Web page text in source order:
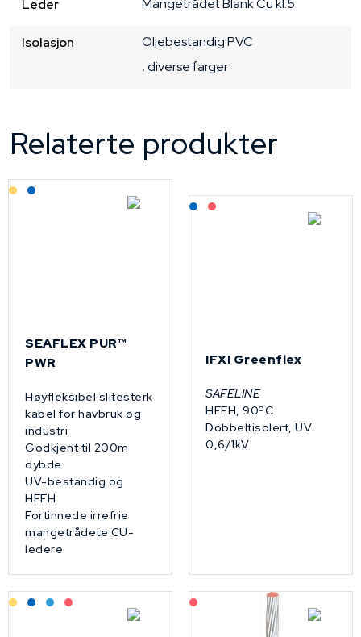
Leder
Isolasjon
Oljebestandig PVC
, diverse farger
Relaterte produkter
Lagerført: Grossist
SEAFLEX PUR™
PWR
Høyfleksibel slitesterk
kabel for havbruk og
industri
Godkjent til 200m
dybde
UV-bestandig og
HFFH
Fortinnede irrefrie
mangetrådete CU-
ledere
Lagerført: NEK Kabel
IFXI Greenflex
SAFELINE
HFFH, 90ºC
Dobbeltisolert, UV
0,6/1kV
Lagerført: Grossist
Lagerført: NEK Kabel
Bestilling: 2-3 uker På forespørsel